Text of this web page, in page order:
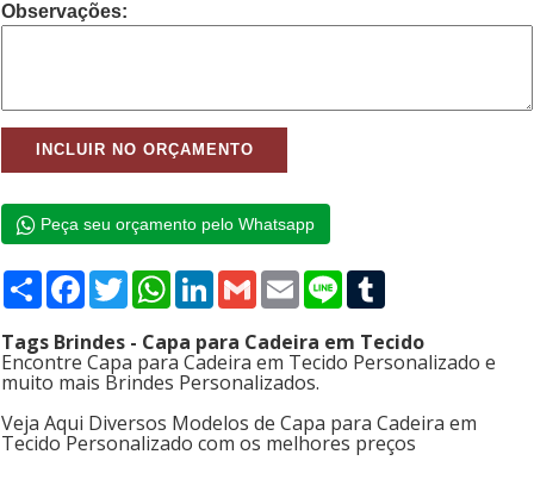
Observações:
Peça seu orçamento pelo Whatsapp
Compartilhar
Facebook
TwitterWhatsApp
LinkedIn
GmailEmailLine
Tags Brindes - Capa para Cadeira em Tecido
Encontre Capa para Cadeira em Tecido Personalizado e
muito mais Brindes Personalizados.
Veja Aqui Diversos Modelos de Capa para Cadeira em
Tecido Personalizado com os melhores preços